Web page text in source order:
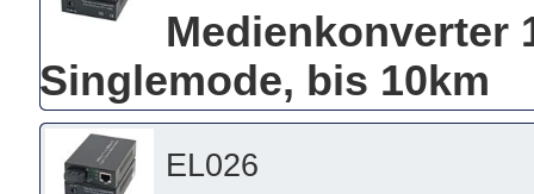
Medienkonverter
Singlemode, bis 10km
EL026